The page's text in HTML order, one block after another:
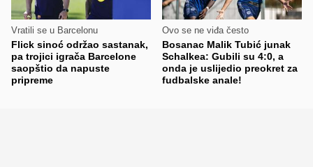
Vratili se u Barcelonu
Flick sinoć održao sastanak,
pa trojici igrača Barcelone
saopštio da napuste
pripreme
Ovo se ne viđa često
Bosanac Malik Tubić junak
Schalkea: Gubili su 4:0, a
onda je uslijedio preokret za
fudbalske anale!